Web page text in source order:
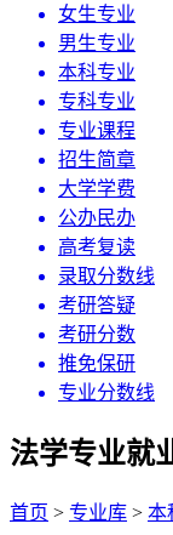
女生专业
男生专业
本科专业
专科专业
专业课程
招生简章
大学学费
公办民办
高考复读
录取分数线
考研答疑
考研分数
推免保研
专业分数线
法学专业就
首页 > 专业库 > 本